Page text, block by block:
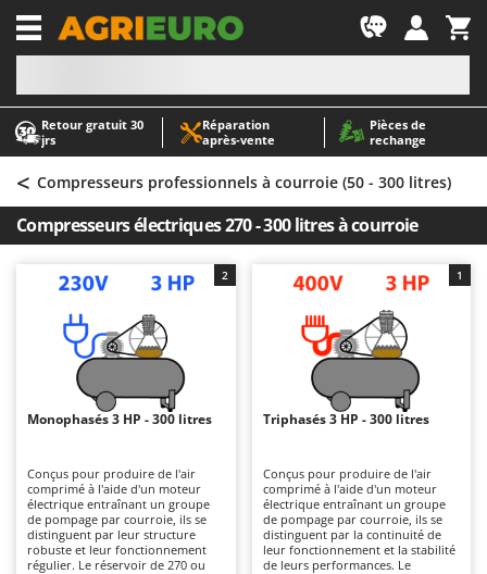
Retour gratuit 30
jrs
Réparation
après‑vente
Pièces de
rechange
-1
A
Abris de jardin
Accessoires pour tracteurs tondeuses autoportés
Aérateurs Scarificateurs pour gazon
Arracheuses de pommes de terre pour tracteur
Aspirateurs - Balais Électriques
Aspirateurs à cendres
Aspirateurs à feuilles sur roues
Aspirateurs de piscine
Aspirateurs Multifonctions
Atomiseurs pour traitements
Autolaveuses
Autres produits
A
AgriEuro Premium
AgriEuro TOP-LINE
AGT
Aima
Airmec
AL-KO
ALA 2000
Ama
Ambrogio Robot
Annovi Reverberi
< Compresseurs professionnels à courroie (50 - 300 litres)
Compresseurs électriques 270 - 300 litres à courroie
Monophasés 3 HP - 300 litres
Conçus pour produire de l'air
comprimé à l'aide d'un moteur
électrique entraînant un groupe
de pompage par courroie, ils se
distinguent par leur structure
robuste et leur fonctionnement
régulier. Le réservoir de 270 ou
2
Triphasés 3 HP - 300 litres
Conçus pour produire de l'air
comprimé à l'aide d'un moteur
électrique entraînant un groupe
de pompage par courroie, ils se
distinguent par la continuité de
leur fonctionnement et la stabilité
de leurs performances. Le
1